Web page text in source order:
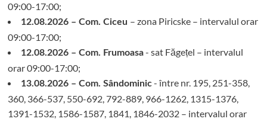
09:00-17:00;
12.08.2026 – Com. Ciceu – zona Piricske – intervalul orar
09:00-17:00;
12.08.2026 – Com. Frumoasa- sat Făgețel – intervalul
orar 09:00-17:00;
13.08.2026 – Com. Sândominic- între nr. 195, 251-358,
360, 366-537, 550-692, 792-889, 966-1262, 1315-1376,
1391-1532, 1586-1587, 1841, 1846-2032 – intervalul orar